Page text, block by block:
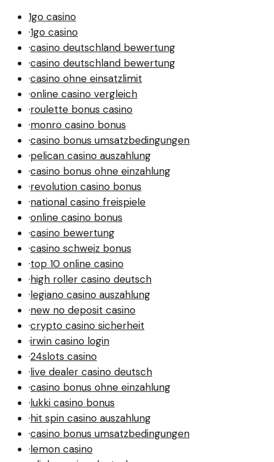
1go casino
·1go casino
·casino deutschland bewertung
·casino deutschland bewertung
·casino ohne einsatzlimit
·online casino vergleich
·roulette bonus casino
·monro casino bonus
·casino bonus umsatzbedingungen
·pelican casino auszahlung
·casino bonus ohne einzahlung
·revolution casino bonus
·national casino freispiele
·online casino bonus
·casino bewertung
·casino schweiz bonus
·top 10 online casino
·high roller casino deutsch
·legiano casino auszahlung
·new no deposit casino
·crypto casino sicherheit
·irwin casino login
·24slots casino
·live dealer casino deutsch
·casino bonus ohne einzahlung
·lukki casino bonus
·hit spin casino auszahlung
·casino bonus umsatzbedingungen
·lemon casino